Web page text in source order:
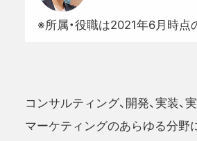
※所属・役職は2021年6月時点
コンサルティング、開発、実装、
マーケティングのあらゆる分野